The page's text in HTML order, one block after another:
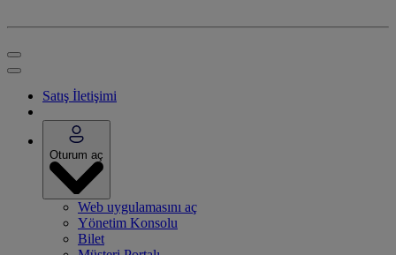
Satış İletişimi
Oturum aç
Web uygulamasını aç
Yönetim Konsolu
Bilet